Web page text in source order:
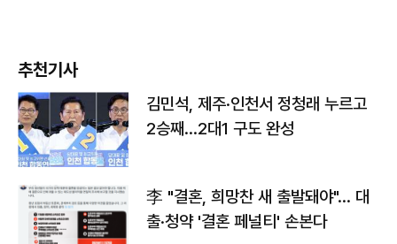
추천기사
김민석, 제주·인천서 정청래 누르고
2승째…2대1 구도 완성
李 "결혼, 희망찬 새 출발돼야"… 대
출·청약 '결혼 페널티' 손본다